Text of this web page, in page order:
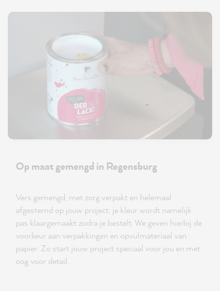
Op maat gemengd in Regensburg
Vers gemengd, met zorg verpakt en helemaal
afgestemd op jouw project: je kleur wordt namelijk
pas klaargemaakt zodra je bestelt. We geven hierbij de
voorkeur aan verpakkingen en opvulmateriaal van
papier. Zo start jouw project speciaal voor jou en met
oog voor detail.